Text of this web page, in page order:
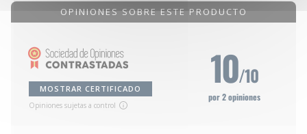
OPINIONES SOBRE ESTE PRODUCTO
MOSTRAR CERTIFICADO
Opiniones sujetas a control
10/10
por 2 opiniones